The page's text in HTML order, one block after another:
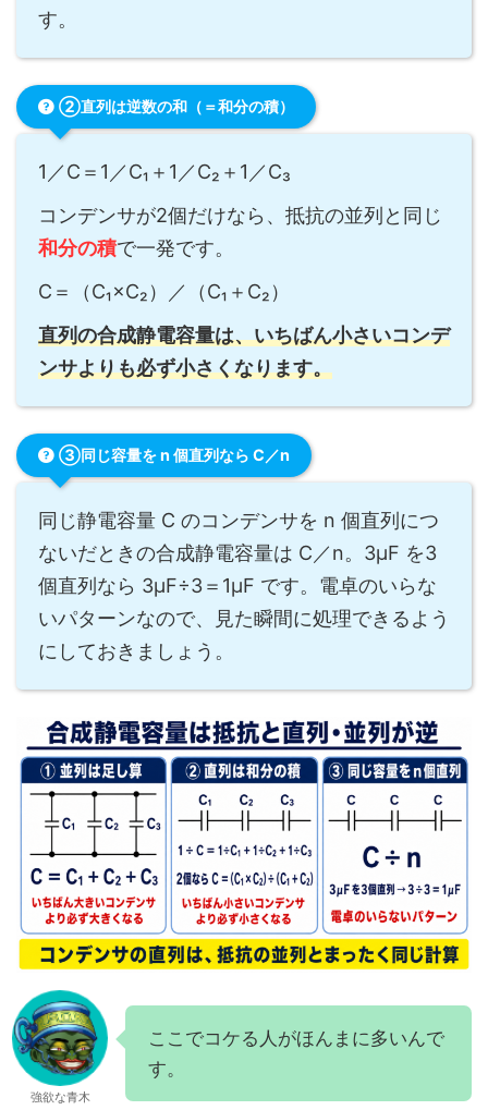
す。
②直列は逆数の和（＝和分の積）
1／C＝1／C₁＋1／C₂＋1／C₃
コンデンサが2個だけなら、抵抗の並列と同じ
和分の積で一発です。
C＝（C₁×C₂）／（C₁＋C₂）
直列の合成静電容量は、いちばん小さいコンデ
ンサよりも必ず小さくなります。
③同じ容量を n 個直列なら C／n
同じ静電容量 C のコンデンサを n 個直列につ
ないだときの合成静電容量は C／n。3μF を3
個直列なら 3μF÷3＝1μF です。電卓のいらな
いパターンなので、見た瞬間に処理できるよう
にしておきましょう。
強欲な青木
ここでコケる人がほんまに多いんで
す。